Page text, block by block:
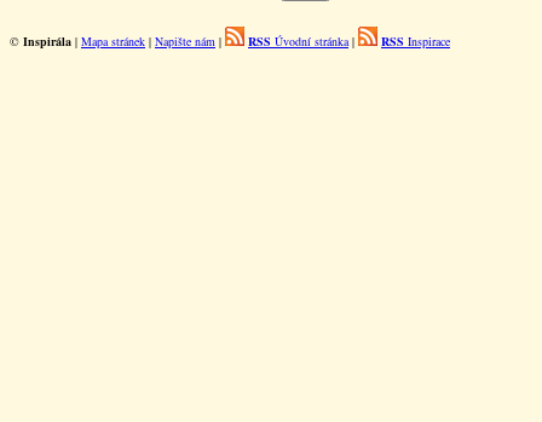
© Inspirála | Mapa stránek | Napište nám | RSS Úvodní stránka| RSS Inspirace